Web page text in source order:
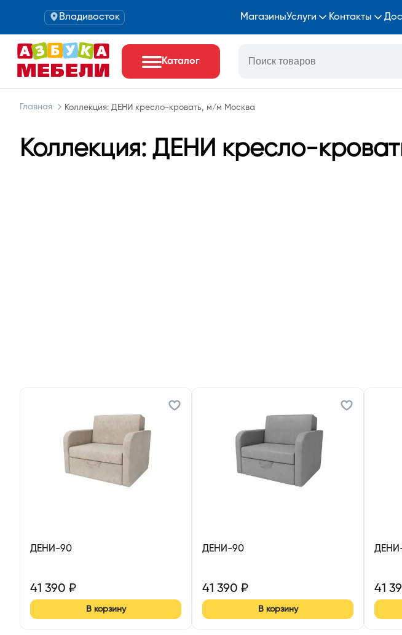
Владивосток МагазиныУслуги Контакты
Каталог
Главная Коллекция: ДЕНИ кресло-кровать, м/м Москва
Коллекция: ДЕНИ кресло-
ДЕНИ-90
41 390 ₽
В корзину
ДЕНИ-90
41 390 ₽
В корзину
41